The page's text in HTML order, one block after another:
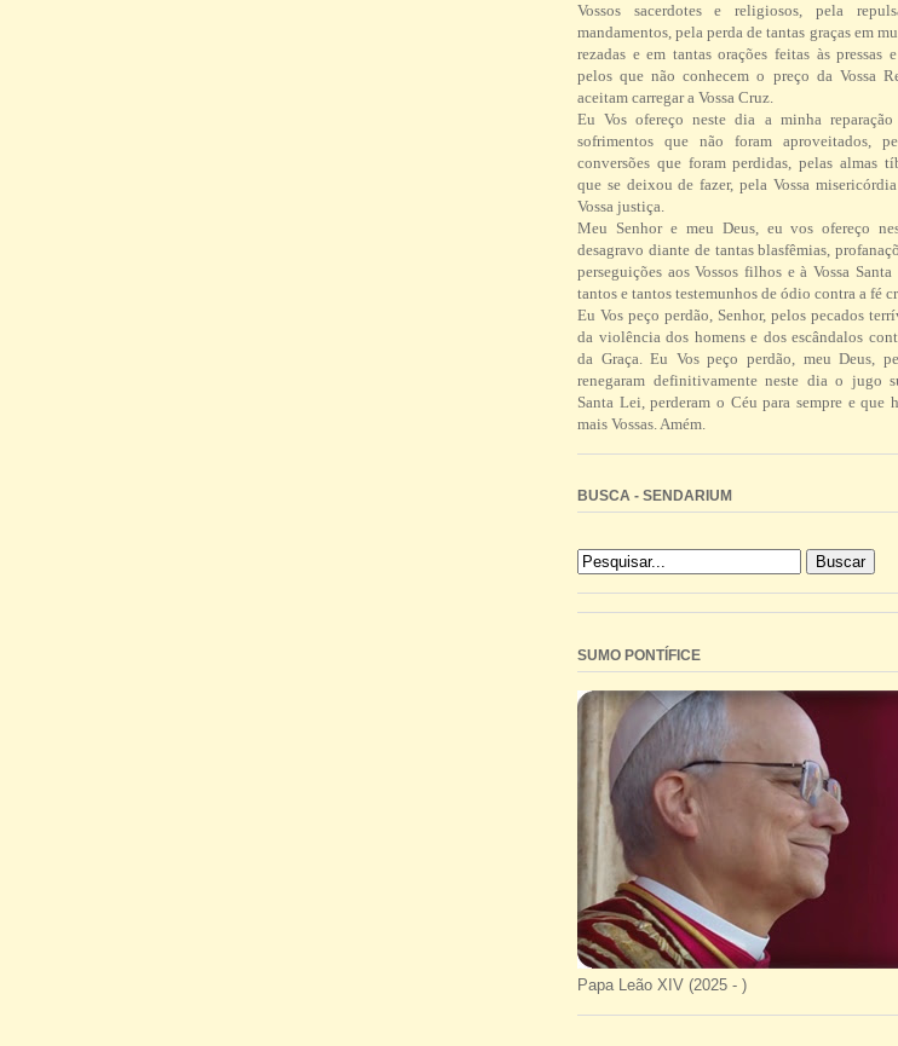
Vossos sacerdotes e religiosos, pela
mandamentos, pela perda de tantas graças em
rezadas e em tantas orações feitas às pressas
pelos que não conhecem o preço da Vossa
aceitam carregar a Vossa Cruz.
Eu Vos ofereço neste dia a minha
sofrimentos que não foram aproveitados,
conversões que foram perdidas, pelas almas
que se deixou de fazer, pela Vossa
Vossa justiça.
Meu Senhor e meu Deus, eu vos ofereço
desagravo diante de tantas blasfêmias,
perseguições aos Vossos filhos e à Vossa
tantos e tantos testemunhos de ódio contra a fé
Eu Vos peço perdão, Senhor, pelos pecados
da violência dos homens e dos escândalos
da Graça. Eu Vos peço perdão, meu Deus,
renegaram definitivamente neste dia o jugo
Santa Lei, perderam o Céu para sempre e que
mais Vossas. Amém.
BUSCA - SENDARIUM
SUMO PONTÍFICE
Papa Leão XIV (2025 - )